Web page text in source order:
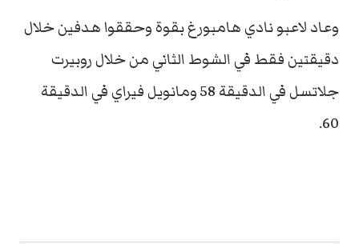
وعاد لاعبو نادي هامبورغ بقوة وحققوا هدفين خلال
دقيقتين فقط في الشوط الثاني من خلال روبيرت
جلاتسل في الدقيقة 58 ومانويل فيراي في الدقيقة
60.